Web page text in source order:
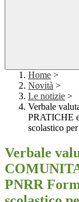
Home >
Novità >
Le notizie >
Verbale
PRATICHE
scolastico
Verbale
PNRR